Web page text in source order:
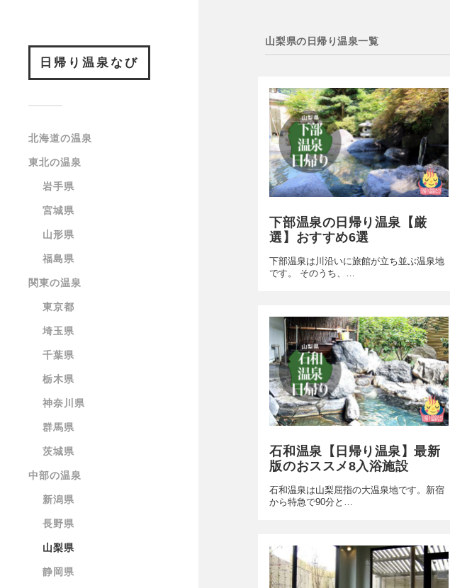
日帰り温泉なび
北海道の温泉
東北の温泉
岩手県
宮城県
山形県
福島県
関東の温泉
東京都
埼玉県
千葉県
栃木県
神奈川県
群馬県
茨城県
中部の温泉
新潟県
長野県
山梨県
静岡県
山梨県の日帰り温泉一覧
下部温泉の日帰り温泉【厳
選】おすすめ6選
下部温泉は川沿いに旅館が立ち並ぶ温泉地
です。 そのうち、…
石和温泉【日帰り温泉】最新
版のおススメ8入浴施設
石和温泉は山梨屈指の大温泉地です。新宿
から特急で90分と…